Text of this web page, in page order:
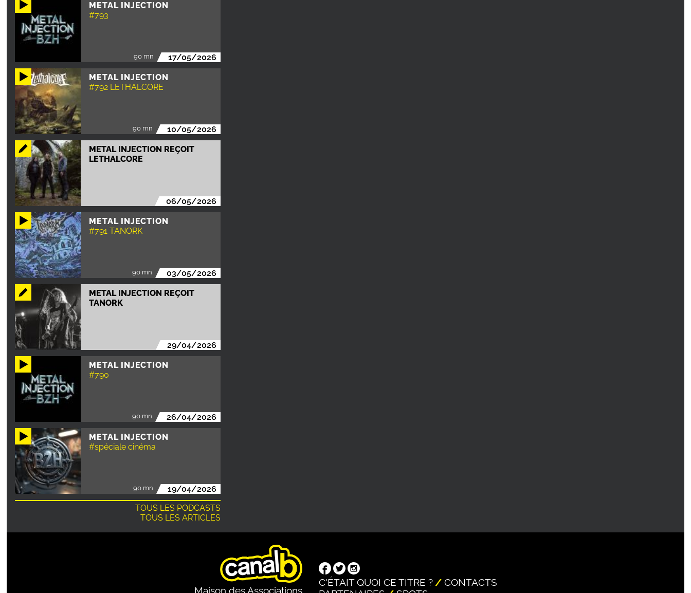
METAL INJECTION
#793
90 mn 17/05/2026
METAL INJECTION
#792 LETHALCORE
90 mn 10/05/2026
METAL INJECTION REÇOIT
LETHALCORE
06/05/2026
METAL INJECTION
#791 TANORK
90 mn 03/05/2026
METAL INJECTION REÇOIT
TANORK
29/04/2026
METAL INJECTION
#790
90 mn 26/04/2026
METAL INJECTION
#spéciale cinéma
90 mn
19/04/2026
TOUS LES PODCASTS
TOUS LES ARTICLES
Maison des Associations
C'ÉTAIT QUOI CE TITRE ?
CONTACTS